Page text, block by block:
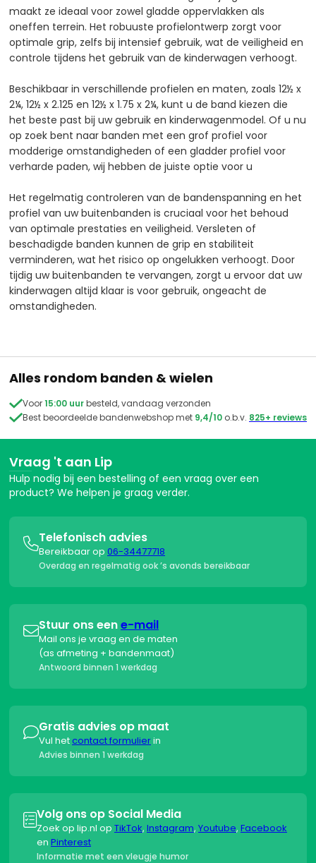
maakt ze ideaal voor zowel gladde oppervlakken als
oneffen terrein. Het robuuste profielontwerp zorgt voor
optimale grip, zelfs bij intensief gebruik, wat de veiligheid en
controle tijdens het gebruik van de kinderwagen verhoogt.​
Beschikbaar in verschillende profielen en maten, zoals 12½ x
2¼, 12½ x 2.125 en 12½ x 1.75 x 2¼, kunt u de band kiezen die
het beste past bij uw gebruik en kinderwagenmodel. Of u nu
op zoek bent naar banden met een grof profiel voor
modderige omstandigheden of een gladder profiel voor
verharde paden, wij hebben de juiste optie voor u
Het regelmatig controleren van de bandenspanning en het
profiel van uw buitenbanden is cruciaal voor het behoud
van optimale prestaties en veiligheid. Versleten of
beschadigde banden kunnen de grip en stabiliteit
verminderen, wat het risico op ongelukken verhoogt. Door
tijdig uw buitenbanden te vervangen, zorgt u ervoor dat uw
kinderwagen altijd klaar is voor gebruik, ongeacht de
omstandigheden.
Alles rondom banden & wielen
Voor15:00 uurbesteld, vandaag verzonden
Best beoordeelde bandenwebshop met 9,4/10 o.b.v. 825+ reviews
Vraag 't aan Lip
Hulp nodig bij een bestelling of een vraag over een
product? We helpen je graag verder.
Telefonisch advies
Bereikbaar op 06-34477718
Overdag en regelmatig ook ’s avonds bereikbaar
Stuur ons eene-mail
Mail ons je vraag en de maten
(as afmeting + bandenmaat)
Antwoord binnen 1 werkdag
Gratis advies op maat
Vul hetcontact formulierin
Advies binnen 1 werkdag
Volg ons op Social Media
Zoek op lip.nl op TikTok, Instagram, Youtube, Facebook
en Pinterest
Informatie met een vleugje humor